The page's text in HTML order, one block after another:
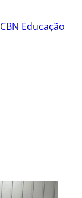
CBN Educação